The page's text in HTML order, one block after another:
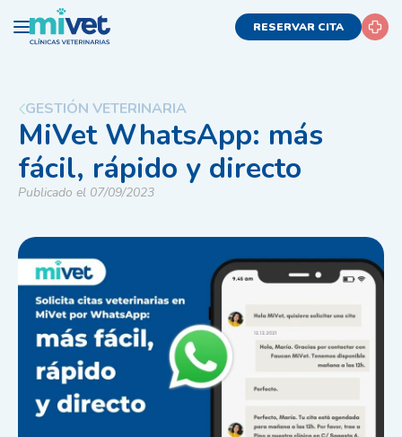
RESERVAR CITA
GESTIÓN VETERINARIA
MiVet WhatsApp: más
fácil, rápido y directo
Publicado el 07/09/2023